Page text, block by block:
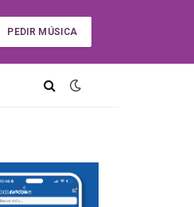
PEDIR MÚSICA